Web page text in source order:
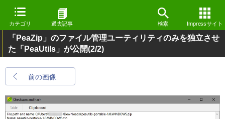
カテゴリ 過去記事 検索 Impressサイト
「PeaZip」のファイル管理ユーティリティのみを独立させ
た「PeaUtils」が公開(2/2)
前の画像